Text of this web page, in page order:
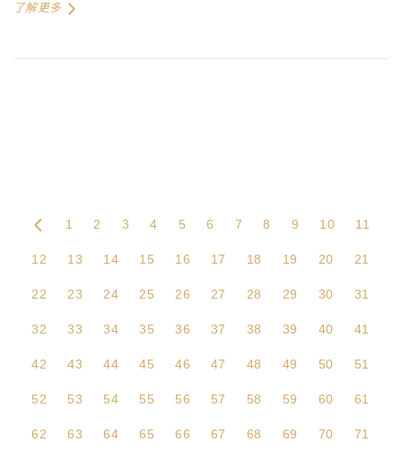
了解更多
1 2 3 4 5 6 7 8 9 10 11
12 13 14 15 16 17 18 19 20 21
22 23 24 25 26 27 28 29 30 31
32 33 34 35 36 37 38 39 40 41
42 43 44 45 46 47 48 49 50 51
52 53 54 55 56 57 58 59 60 61
62 63 64 65 66 67 68 69 70 71